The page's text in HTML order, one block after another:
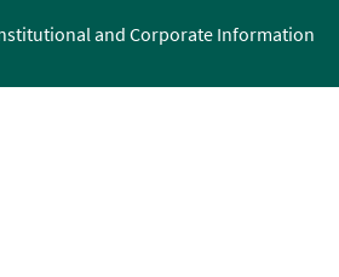
to
and Corporate Information